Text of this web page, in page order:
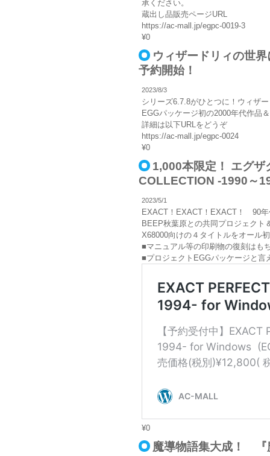
承ください。
蔵出し品販売ページURL
https://ac-mall.jp/egpc-0019-3
¥0
ウィザードリィの世
予約開始！
2023/8/3
シリーズ6.7.8がひとつに！ウィザ
EGGパッケージ初の2000年代作品
詳細は以下URLをどうぞ
https://ac-mall.jp/egpc-0024
¥0
1,000本限定！ エグ
COLLECTION -1990～
2023/5/1
EXACT！EXACT！EXACT！ 90年
BEEP秋葉原との共同プロジェクト
X68000向けの４タイトルをオール
■マニュアル等の印刷物の復刻はも
■プロジェクトEGGパッケージと
¥0
魔導物語集大成！ 『